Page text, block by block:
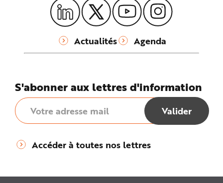
Actualités Agenda
S'abonner aux lettres d'information
Accéder à toutes nos lettres